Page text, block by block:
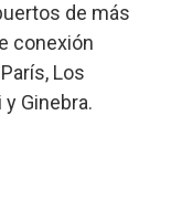
de más
conexión
Los
Ginebra.